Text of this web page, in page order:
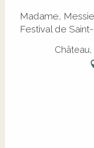
Madame,
Festival de